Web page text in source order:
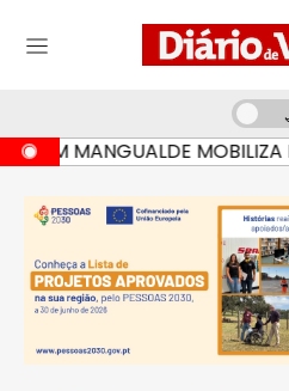
MANGUALDE MOBILIZA